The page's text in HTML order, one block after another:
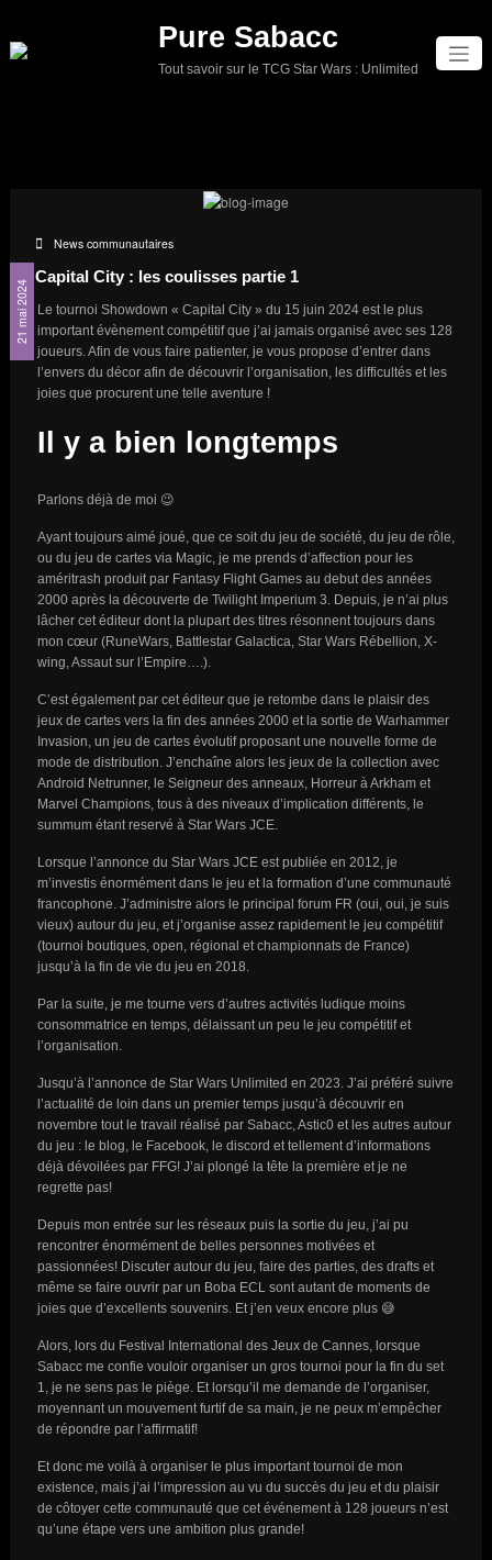
contenu
Pure Sabacc
Tout savoir sur le TCG Star Wars : Unlimited
21 mai 2024
News communautaires
Capital City : les coulisses partie 1
Le tournoi Showdown « Capital City » du 15 juin 2024 est le plus
important évènement compétitif que j’ai jamais organisé avec ses 128
joueurs. Afin de vous faire patienter, je vous propose d’entrer dans
l’envers du décor afin de découvrir l’organisation, les difficultés et les
joies que procurent une telle aventure !
Il y a bien longtemps
Parlons déjà de moi 😉
Ayant toujours aimé joué, que ce soit du jeu de société, du jeu de rôle,
ou du jeu de cartes via Magic, je me prends d’affection pour les
améritrash produit par Fantasy Flight Games au debut des années
2000 après la découverte de Twilight Imperium 3. Depuis, je n’ai plus
lâcher cet éditeur dont la plupart des titres résonnent toujours dans
mon cœur (RuneWars, Battlestar Galactica, Star Wars Rébellion, X-
wing, Assaut sur l’Empire….).
C’est également par cet éditeur que je retombe dans le plaisir des
jeux de cartes vers la fin des années 2000 et la sortie de Warhammer
Invasion, un jeu de cartes évolutif proposant une nouvelle forme de
mode de distribution. J’enchaîne alors les jeux de la collection avec
Android Netrunner, le Seigneur des anneaux, Horreur à Arkham et
Marvel Champions, tous à des niveaux d’implication différents, le
summum étant reservé à Star Wars JCE.
Lorsque l’annonce du Star Wars JCE est publiée en 2012, je
m’investis énormément dans le jeu et la formation d’une communauté
francophone. J’administre alors le principal forum FR (oui, oui, je suis
vieux) autour du jeu, et j’organise assez rapidement le jeu compétitif
(tournoi boutiques, open, régional et championnats de France)
jusqu’à la fin de vie du jeu en 2018.
Par la suite, je me tourne vers d’autres activités ludique moins
consommatrice en temps, délaissant un peu le jeu compétitif et
l’organisation.
Jusqu’à l’annonce de Star Wars Unlimited en 2023. J’ai préféré suivre
l’actualité de loin dans un premier temps jusqu’à découvrir en
novembre tout le travail réalisé par Sabacc, Astic0 et les autres autour
du jeu : le blog, le Facebook, le discord et tellement d’informations
déjà dévoilées par FFG! J’ai plongé la tête la première et je ne
regrette pas!
Depuis mon entrée sur les réseaux puis la sortie du jeu, j’ai pu
rencontrer énormément de belles personnes motivées et
passionnées! Discuter autour du jeu, faire des parties, des drafts et
même se faire ouvrir par un Boba ECL sont autant de moments de
joies que d’excellents souvenirs. Et j’en veux encore plus 😅
Alors, lors du Festival International des Jeux de Cannes, lorsque
Sabacc me confie vouloir organiser un gros tournoi pour la fin du set
1, je ne sens pas le piège. Et lorsqu’il me demande de l’organiser,
moyennant un mouvement furtif de sa main, je ne peux m’empêcher
de répondre par l’affirmatif!
Et donc me voilà à organiser le plus important tournoi de mon
existence, mais j’ai l’impression au vu du succès du jeu et du plaisir
de côtoyer cette communauté que cet événement à 128 joueurs n’est
qu’une étape vers une ambition plus grande!